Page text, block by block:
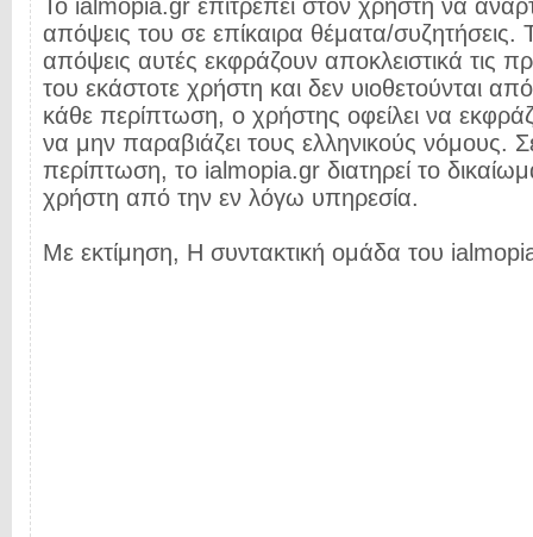
Το ialmopia.gr επιτρέπει στον χρήστη να
απόψεις του σε επίκαιρα θέματα/συζητήσεις.
απόψεις αυτές εκφράζουν αποκλειστικά τις
του εκάστοτε χρήστη και δεν υιοθετούνται
κάθε περίπτωση, ο χρήστης οφείλει να
να μην παραβιάζει τους ελληνικούς νόμους.
περίπτωση, το ialmopia.gr διατηρεί το
χρήστη από την εν λόγω υπηρεσία.
Με εκτίμηση, Η συντακτική ομάδα του